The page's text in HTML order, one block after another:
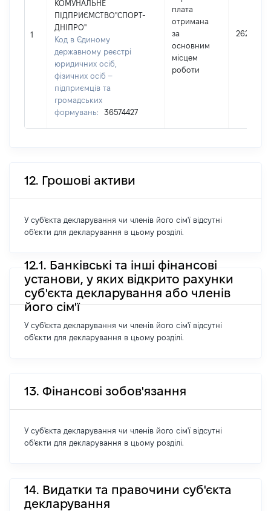
1
КОМУНАЛЬНЕ
ПІДПРИЄМСТВО"СПОРТ-
ДНІПРО"
Код в Єдиному
державному реєстрі
юридичних осіб,
фізичних осіб –
підприємців та
громадських
формувань:
36574427
плата
отримана
за
основним
місцем
роботи
262681
12. Грошові активи
У суб'єкта декларування чи членів його сім'ї відсутні
об'єкти для декларування в цьому розділі.
12.1. Банківські та інші фінансові
установи, у яких відкрито рахунки
суб'єкта декларування або членів
його сім'ї
У суб'єкта декларування чи членів його сім'ї відсутні
об'єкти для декларування в цьому розділі.
13. Фінансові зобов'язання
У суб'єкта декларування чи членів його сім'ї відсутні
об'єкти для декларування в цьому розділі.
14. Видатки та правочини суб'єкта
декларування